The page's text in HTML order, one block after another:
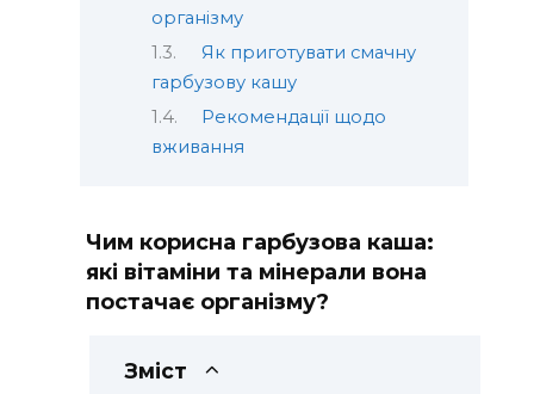
організму
Як приготувати смачну
гарбузову кашу
Рекомендації щодо
вживання
Чим корисна гарбузова каша:
які вітаміни та мінерали вона
постачає організму?
Зміст